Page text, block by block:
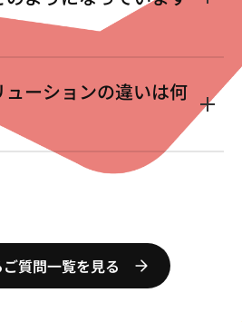
等もご記入頂けると
させて頂きます。ご
部署にて確認し、ご
にお時間をいただく
ので、ご了承くださ
約内容によって異な
しくは「お問い合わ
を通じてご連絡くださ
ーションの違いは何
ものであり、ソリュー
質問一覧を見る